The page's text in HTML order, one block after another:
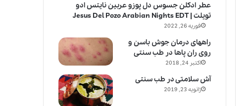
عطر ادکلن جسوس دل پوزو عربین نایتس ادو
تویلت | Jesus Del Pozo Arabian Nights EDT
فوریه 26, 2022
راههای درمان جوش باسن و
روی ران پاها در طب سنتی
اکتبر 24, 2018
آش سلامتی در طب سنتی
ژانویه 23, 2019